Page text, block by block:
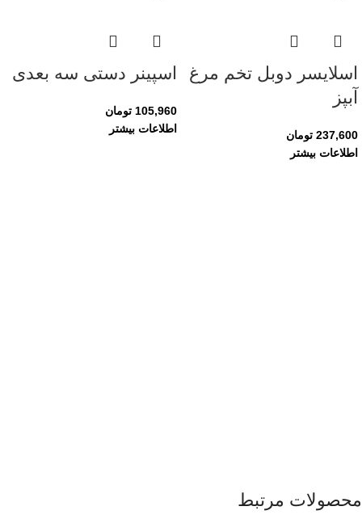
اسلایسر دوبل تخم مرغ
آبپز
237,600 تومان
اطلاعات بیشتر
اسپینر دستی سه بعدی
105,960 تومان
اطلاعات بیشتر
محصولات مرتبط